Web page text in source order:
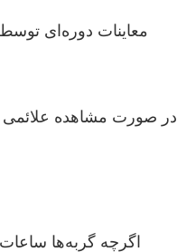
معاینات دوره‌ای
در صورت مشاهده علائمی
اگرچه گربه‌ها ساعات